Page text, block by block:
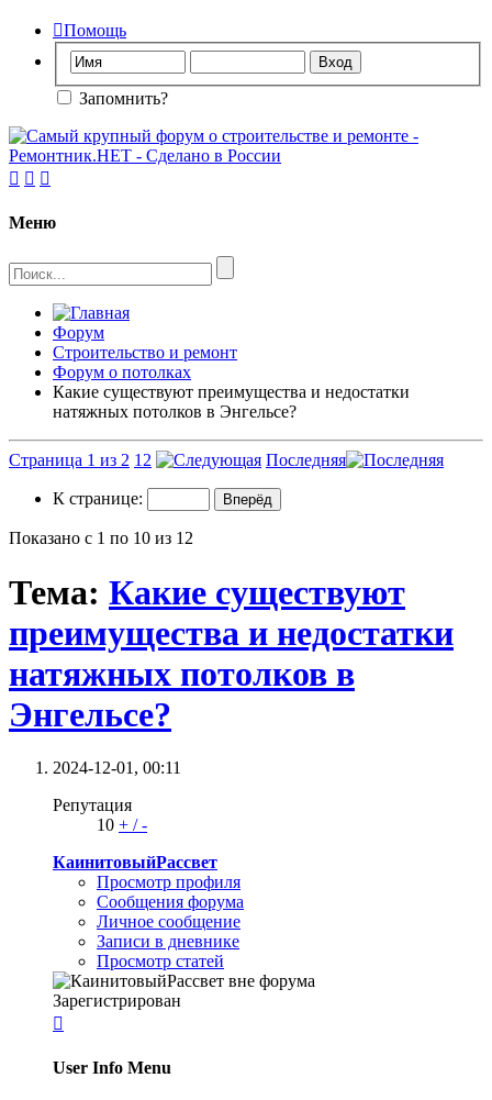
Помощь
Запомнить?
  
Меню
Форум
Строительство и ремонт
Форум о потолках
Какие существуют преимущества и недостатки
натяжных потолков в Энгельсе?
Страница 1 из 2 1 2 Последняя
К странице:
Показано с 1 по 10 из 12
Тема: Какие существуют
преимущества и недостатки
натяжных потолков в
Энгельсе?
2024-12-01, 00:11
Репутация
10 + /-
КаинитовыйРассвет
Просмотр профиля
Сообщения форума
Личное сообщение
Записи в дневнике
Просмотр статей
Зарегистрирован

User Info Menu